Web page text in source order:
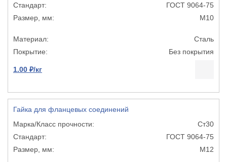
ГОСТ 9064-75
М10
Сталь
Без покрытия
1.00 ₽/кг
Гайка для фланцевых соединений
Ст30
ГОСТ 9064-75
М12